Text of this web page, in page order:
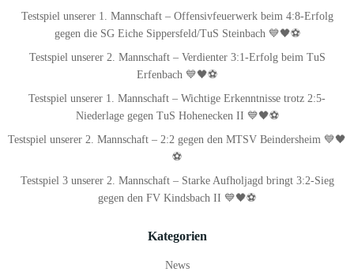
Testspiel unserer 1. Mannschaft – Offensivfeuerwerk beim 4:8-Erfolg
gegen die SG Eiche Sippersfeld/TuS Steinbach 💙🖤⚽
Testspiel unserer 2. Mannschaft – Verdienter 3:1-Erfolg beim TuS
Erfenbach 💙🖤⚽
Testspiel unserer 1. Mannschaft – Wichtige Erkenntnisse trotz 2:5-
Niederlage gegen TuS Hohenecken II 💙🖤⚽
Testspiel unserer 2. Mannschaft – 2:2 gegen den MTSV Beindersheim 💙🖤
⚽
Testspiel 3 unserer 2. Mannschaft – Starke Aufholjagd bringt 3:2-Sieg
gegen den FV Kindsbach II 💙🖤⚽
Kategorien
News